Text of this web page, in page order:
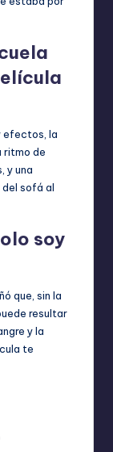
efectos, la
ritmo de
y una
sofá al
soy
que, sin la
resultar
y la
te